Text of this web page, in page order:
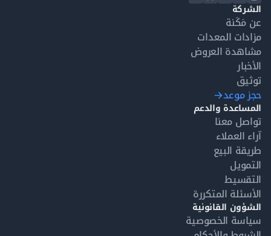
الشركة
عن مَكَنة
مزادات المعدات
مشاهدة العروض
الأخبار
توثيق
حجز موعد
المساعدة والدعم
تواصل معنا
آراء العملاء
طريقة البيع
التمويل
التقسيط
الأسئلة المتكررة
الشؤون القانونية
سياسة الخصوصية